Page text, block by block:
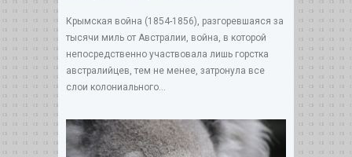
Крымская война (1854-1856), разгоревшаяся за
тысячи миль от Австралии, война, в которой
непосредственно участвовала лишь горстка
австралийцев, тем не менее, затронула все
слои колониального...